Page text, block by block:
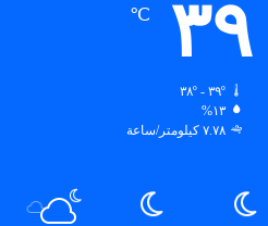
٣٩ ℃
٣٩º - ٣٨º
١٣%
٧.٧٨ كيلومتر/ساعة